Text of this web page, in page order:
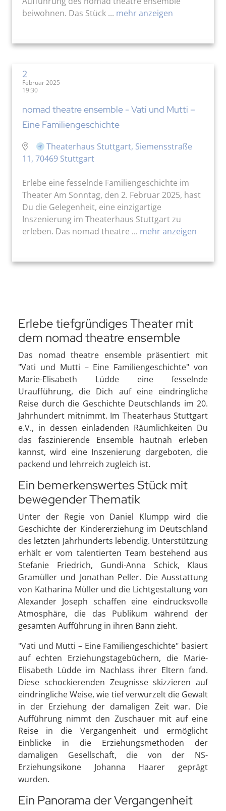
beiwohnen. Das Stück ... mehr anzeigen
2
Februar 2025
19:30
nomad theatre ensemble - Vati und Mutti –
Eine Familiengeschichte
Theaterhaus Stuttgart, Siemensstraße
11, 70469 Stuttgart
Erlebe eine fesselnde Familiengeschichte im
Theater Am Sonntag, den 2. Februar 2025, hast
Du die Gelegenheit, eine einzigartige
Inszenierung im Theaterhaus Stuttgart zu
erleben. Das nomad theatre ... mehr anzeigen
Erlebe tiefgründiges Theater mit
dem nomad theatre ensemble
Das nomad theatre ensemble präsentiert mit
"Vati und Mutti – Eine Familiengeschichte" von
Marie-Elisabeth Lüdde eine fesselnde
Uraufführung, die Dich auf eine eindringliche
Reise durch die Geschichte Deutschlands im 20.
Jahrhundert mitnimmt. Im Theaterhaus Stuttgart
e.V., in dessen einladenden Räumlichkeiten Du
das faszinierende Ensemble hautnah erleben
kannst, wird eine Inszenierung dargeboten, die
packend und lehrreich zugleich ist.
Ein bemerkenswertes Stück mit
bewegender Thematik
Unter der Regie von Daniel Klumpp wird die
Geschichte der Kindererziehung im Deutschland
des letzten Jahrhunderts lebendig. Unterstützung
erhält er vom talentierten Team bestehend aus
Stefanie Friedrich, Gundi-Anna Schick, Klaus
Gramüller und Jonathan Peller. Die Ausstattung
von Katharina Müller und die Lichtgestaltung von
Alexander Joseph schaffen eine eindrucksvolle
Atmosphäre, die das Publikum während der
gesamten Aufführung in ihren Bann zieht.
"Vati und Mutti – Eine Familiengeschichte" basiert
auf echten Erziehungstagebüchern, die Marie-
Elisabeth Lüdde im Nachlass ihrer Eltern fand.
Diese schockierenden Zeugnisse skizzieren auf
eindringliche Weise, wie tief verwurzelt die Gewalt
in der Erziehung der damaligen Zeit war. Die
Aufführung nimmt den Zuschauer mit auf eine
Reise in die Vergangenheit und ermöglicht
Einblicke in die Erziehungsmethoden der
damaligen Gesellschaft, die von der NS-
Erziehungsikone Johanna Haarer geprägt
wurden.
Ein Panorama der Vergangenheit